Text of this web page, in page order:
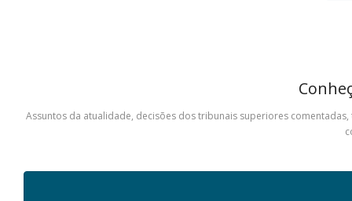
Assuntos da atualidade, decisões dos tribunais superiores